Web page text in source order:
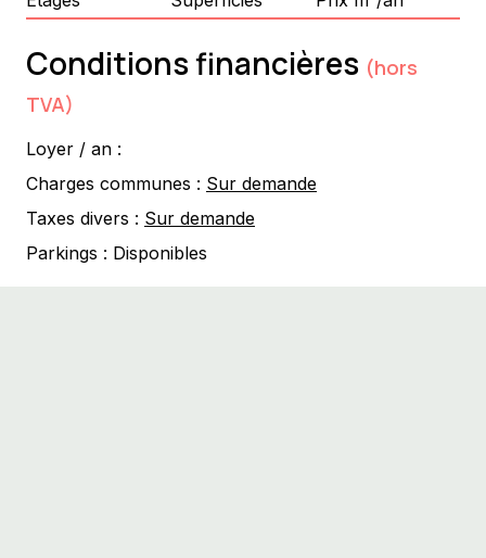
Conditions financières (hors
TVA)
Loyer / an :
Charges communes : Sur demande
Taxes divers : Sur demande
Parkings : Disponibles